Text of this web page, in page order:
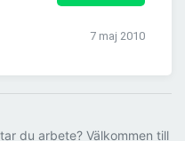
7 maj 2010
du arbete? Välkommen till